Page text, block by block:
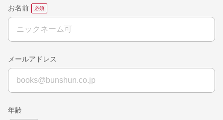
お名前
メールアドレス
年齢